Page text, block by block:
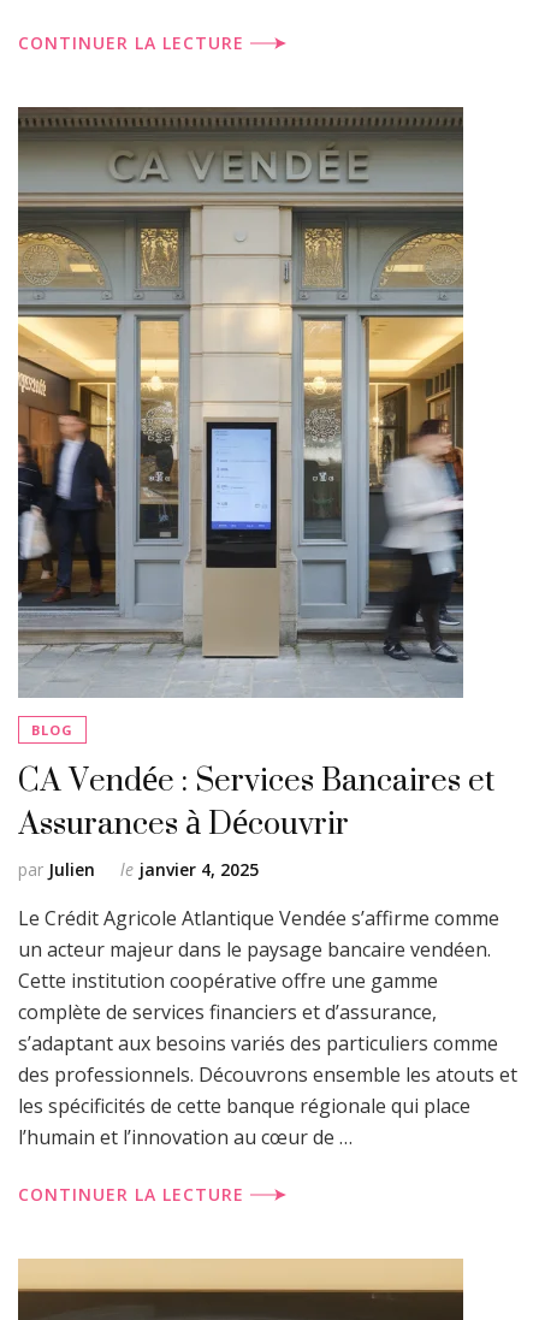
CONTINUER LA LECTURE
BLOG
CA Vendée : Services Bancaires et
Assurances à Découvrir
par Julien le janvier 4, 2025
Le Crédit Agricole Atlantique Vendée s’affirme comme
un acteur majeur dans le paysage bancaire vendéen.
Cette institution coopérative offre une gamme
complète de services financiers et d’assurance,
s’adaptant aux besoins variés des particuliers comme
des professionnels. Découvrons ensemble les atouts et
les spécificités de cette banque régionale qui place
l’humain et l’innovation au cœur de …
CONTINUER LA LECTURE